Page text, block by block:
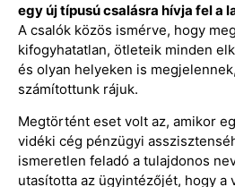
egy új típusú csalásra hívja fel a
A csalók közös ismérve, hogy
kifogyhatatlan, ötleteik minden
és olyan helyeken is
számítottunk rájuk.
Megtörtént eset volt az, amikor
vidéki cég pénzügyi
ismeretlen feladó a tulajdonos
utasította az ügyintézőjét, hogy a